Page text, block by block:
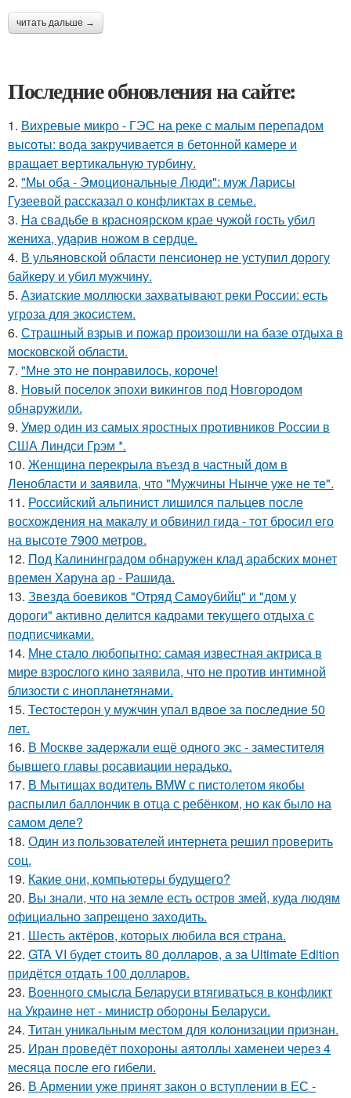
читать дальше →
Последние обновления на сайте:
1. Вихревые микро - ГЭС на реке с малым перепадом
высоты: вода закручивается в бетонной камере и
вращает вертикальную турбину.
2. "Мы оба - Эмоциональные Люди": муж Ларисы
Гузеевой рассказал о конфликтах в семье.
3. На свадьбе в красноярском крае чужой гость убил
жениха, ударив ножом в сердце.
4. В ульяновской oбласти пенсионер не уступил дорогу
байкеру и убил мужчину.
5. Азиатские моллюски захватывают реки России: есть
угроза для экосистем.
6. Страшный взрыв и пожар произошли на базе отдыха в
московской области.
7. "Мне это не понравилось, короче!
8. Новый поселок эпохи викингов под Новгородом
обнаружили.
9. Умер один из самых яростных противников России в
США Линдси Грэм *.
10. Женщина перекрыла въезд в частный дом в
Ленобласти и заявила, что "Мужчины Нынче уже не те".
11. Российский альпинист лишился пальцев после
восхождения на макалу и обвинил гида - тот бросил его
на высоте 7900 метров.
12. Под Калининградом обнаружен клад арабских монет
времен Харуна ар - Рашида.
13. Звезда боевиков "Отряд Самоубийц" и "дом у
дороги" активно делится кадрами текущего отдыха с
подписчиками.
14. Мне стало любопытно: самая известная актриса в
мире взрослого кино заявила, что не против интимной
близости с инопланетянами.
15. Тестостерон у мужчин упал вдвое за последние 50
лет.
16. В Москве задержали ещё одного экс - заместителя
бывшего главы росавиации нерадько.
17. В Мытищах водитель BMW с пистолетом якобы
распылил баллончик в отца с ребёнком, но как было на
самом деле?
18. Один из пользователей интернета решил проверить
соц.
19. Какие они, компьютеры будущего?
20. Вы знали, что на земле есть остров змей, куда людям
официально запрещено заходить.
21. Шесть актёров, которых любила вся страна.
22. GTA VI будет стоить 80 долларов, а за Ultimate Edition
придётся отдать 100 долларов.
23. Военного смысла Беларуси втягиваться в конфликт
на Украине нет - министр обороны Беларуси.
24. Титан уникальным местом для колонизации признан.
25. Иран проведёт похороны аятоллы хаменеи через 4
месяца после его гибели.
26. В Армении уже принят закон о вступлении в ЕС -